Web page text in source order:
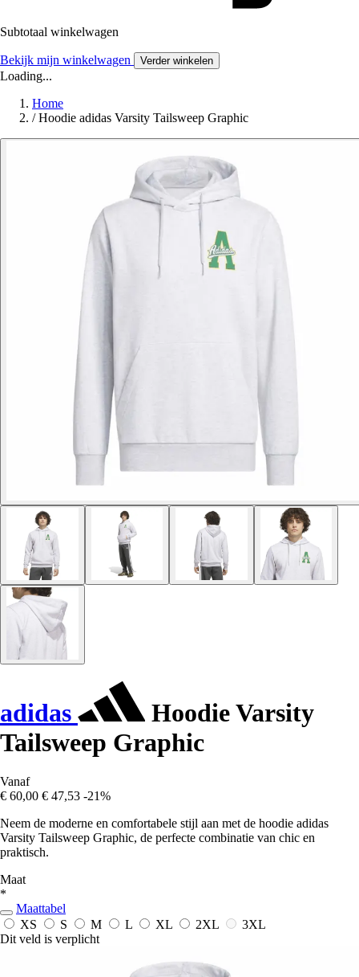
Subtotaal winkelwagen
Bekijk mijn winkelwagen Verder winkelen
Loading...
Home
/ Hoodie adidas Varsity Tailsweep Graphic
adidas
Hoodie Varsity
Tailsweep Graphic
Vanaf
€ 60,00 € 47,53 -21%
Neem de moderne en comfortabele stijl aan met de hoodie adidas
Varsity Tailsweep Graphic, de perfecte combinatie van chic en
praktisch.
Maat
*
Maattabel
XS
S M L XL 2XL
3XL
Dit veld is verplicht